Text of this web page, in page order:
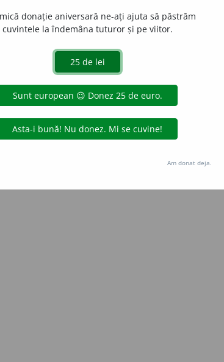
© 2004-2026 dexonline (https://dexonline.ro)
acest site, inclusiv prin orice metode de extragere automată
scris, cu excepția seturilor de date oferite oficial spre utilizare
Hosterion
donație aniversară ne-ați ajuta să păstrăm
cuvintele la îndemâna tuturor și pe viitor.
Am donat deja.